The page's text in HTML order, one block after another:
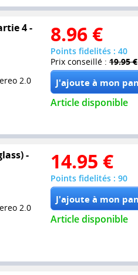
4 -
2.0
8.96 €
Points fidelités : 40
Prix conseillé : 19.95 €
Article disponible
-
2.0
14.95 €
Points fidelités : 90
Article disponible